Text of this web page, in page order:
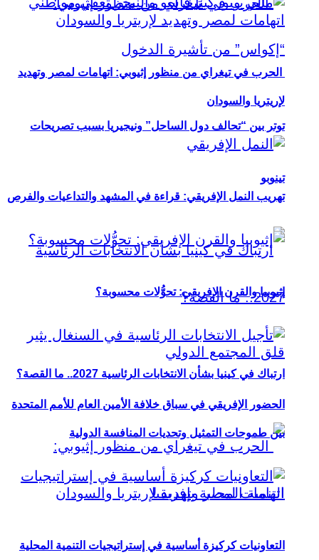
توتر بين “تحالف دول الساحل” ونيجيريا بسبب تصريحات
تينوبو
ارتباك في كينيا بشأن الانتخابات الرئاسية 2027.. ما القصة؟
الحرب في تيغراي من منظور إثيوبي: اتهامات لمصر وتهديد
لإريتريا والسودان
تهريب النمل الإفريقي: قراءة في المشهد والتداعيات والفرص
إثيوبيا والقرن الإفريقي: تحوُّلات محسوبة؟
الحضور الإفريقي في سباق خلافة الأمين العام للأمم المتحدة
بين طموحات التمثيل وتحديات المنافسة الدولية
التعاونيات كركيزة أساسية في إستراتيجيات التنمية المحلية